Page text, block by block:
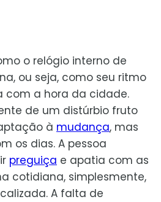
o relógio interno de
ou seja, como seu ritmo
com a hora da cidade.
de um distúrbio fruto
à mudança, mas
os dias. A pessoa
preguiça e apatia com as
cotidiana, simplesmente,
A falta de